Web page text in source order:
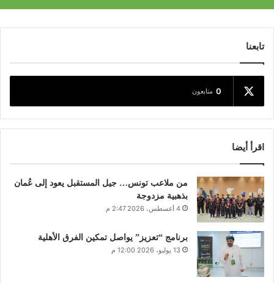
تابعنا
0 متابعون
اقرأ أيضا
من ملاعب تونس… جيل المستقبل يعود إلى عُمان
بذهبية مزدوجة
4 أغسطس، 2026 2:47 م
برنامج “تعزيز” يواصل تمكين الفرق الأهلية
13 يوليو، 2026 12:00 م